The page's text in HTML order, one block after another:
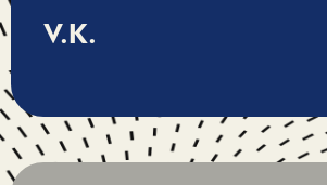
V.K.